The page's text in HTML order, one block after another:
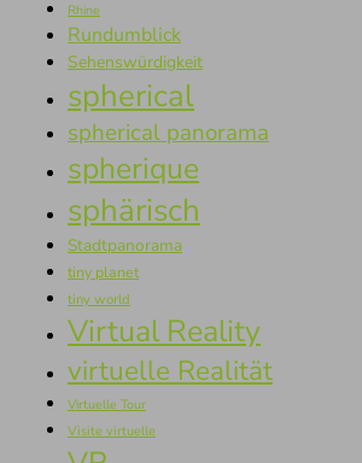
Rhine
Rundumblick
Sehenswürdigkeit
spherical
spherical panorama
spherique
sphärisch
Stadtpanorama
tiny planet
tiny world
Virtual Reality
virtuelle Realität
Virtuelle Tour
Visite virtuelle